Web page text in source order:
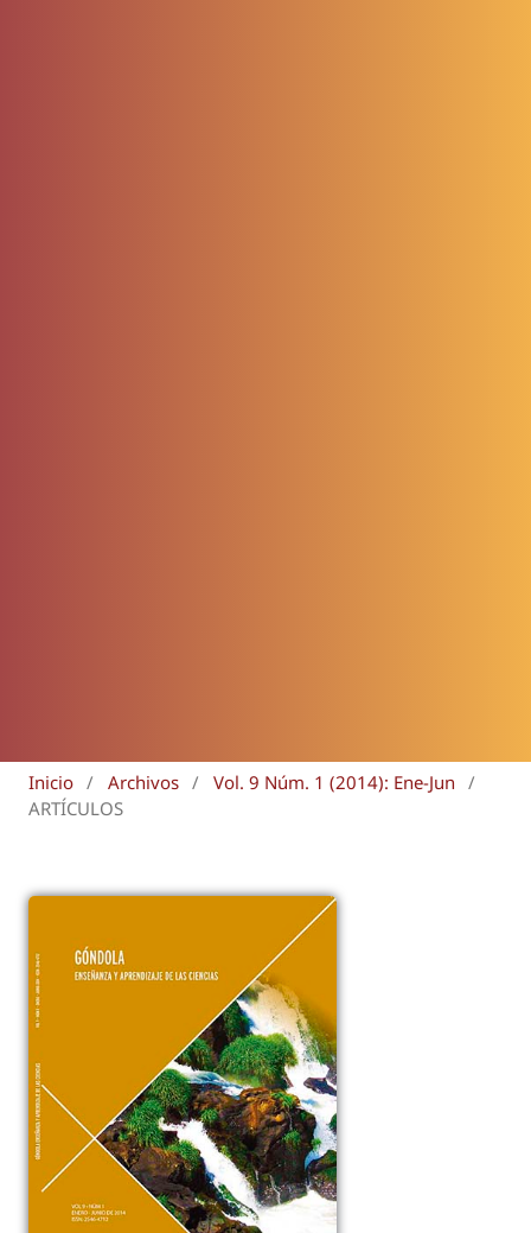
Inicio / Archivos / Vol. 9 Núm. 1 (2014): Ene-Jun
/
ARTÍCULOS